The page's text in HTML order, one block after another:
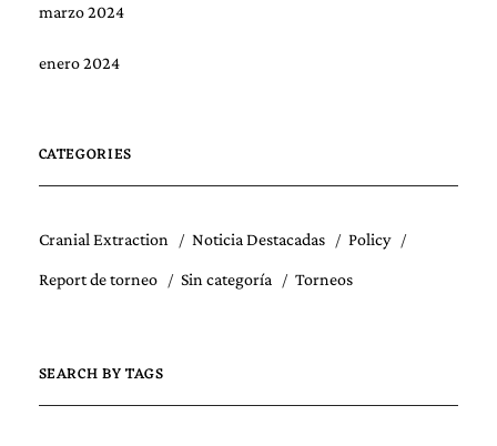
marzo 2024
enero 2024
CATEGORIES
Cranial Extraction Noticia Destacadas Policy
Report de torneo Sin categoría Torneos
SEARCH BY TAGS